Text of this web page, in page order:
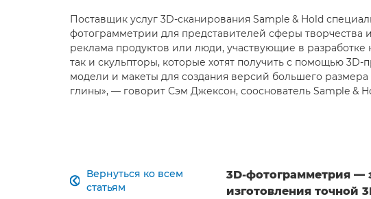
Поставщик услуг 3D-сканирования Sample & Hold
фотограмметрии для представителей сферы творчества и
реклама продуктов или люди, участвующие в
так и скульпторы, которые хотят получить с помощью
модели и макеты для создания версий большего
глины», — говорит Сэм Джексон, сооснователь Sample &
Вернуться ко всем
статьям

3D-фотограмметрия —
изготовления точной